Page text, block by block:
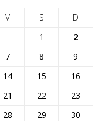
V S
D
1
2
7 8
9
14 15
16
21 22
23
28 29
30